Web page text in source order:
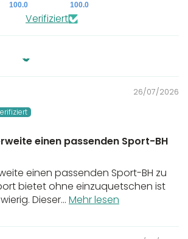
100.0 100.0
Verifiziert
26/07/2026
einen passenden Sport-BH
einen passenden Sport-BH zu
bietet ohne einzuquetschen ist
Dieser... Mehr lesen